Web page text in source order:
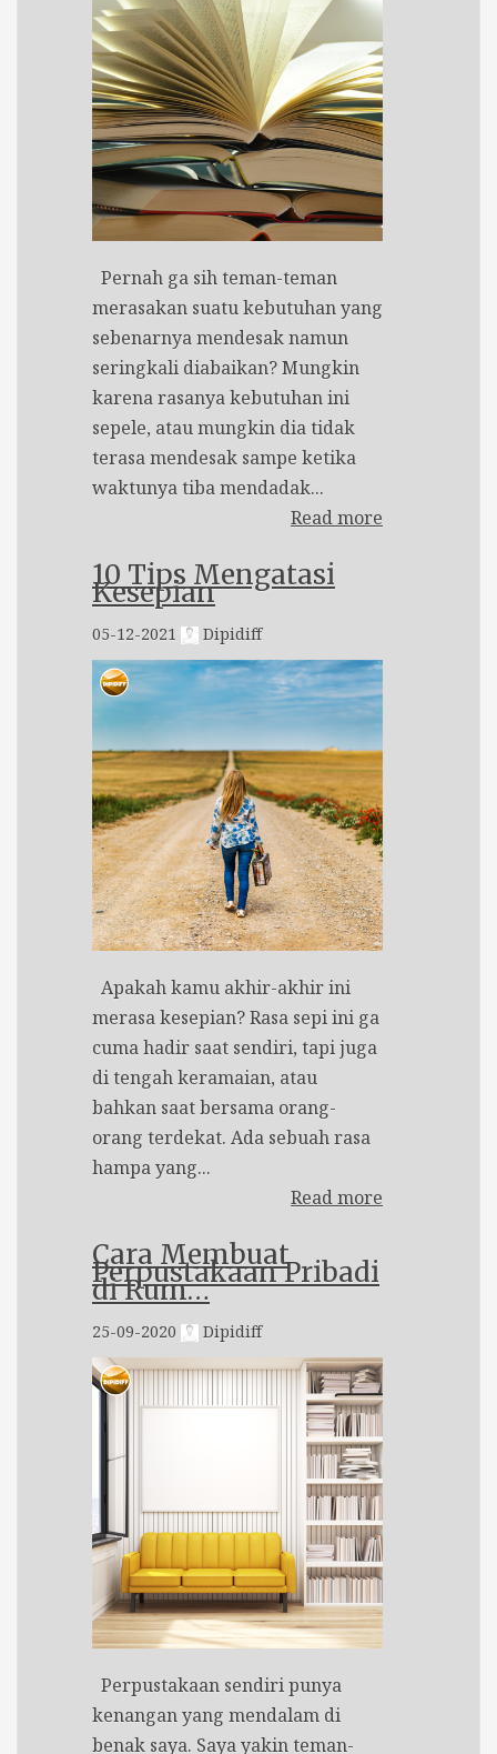
Pernah ga sih teman-teman
merasakan suatu kebutuhan yang
sebenarnya mendesak namun
seringkali diabaikan? Mungkin
karena rasanya kebutuhan ini
sepele, atau mungkin dia tidak
terasa mendesak sampe ketika
waktunya tiba mendadak...
Read more
10 Tips Mengatasi
Kesepian
05-12-2021 Dipidiff
Apakah kamu akhir-akhir ini
merasa kesepian? Rasa sepi ini ga
cuma hadir saat sendiri, tapi juga
di tengah keramaian, atau
bahkan saat bersama orang-
orang terdekat. Ada sebuah rasa
hampa yang...
Read more
Cara Membuat
Perpustakaan Pribadi
di Rum…
25-09-2020 Dipidiff
Perpustakaan sendiri punya
kenangan yang mendalam di
benak saya. Saya yakin teman-